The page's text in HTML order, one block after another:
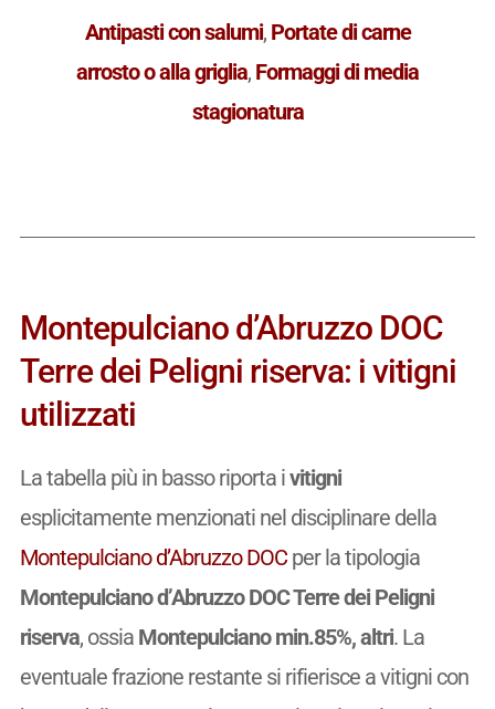
Antipasti con salumi, Portate di carne
arrosto o alla griglia, Formaggi di media
stagionatura
Montepulciano d’Abruzzo DOC
Terre dei Peligni riserva: i vitigni
utilizzati
La tabella più in basso riporta ivitigni
esplicitamente menzionati nel disciplinare della
Montepulciano d’Abruzzo DOCper la tipologia
Montepulciano d’Abruzzo DOC Terre dei Peligni
riserva, ossia Montepulciano min.85%, altri. La
eventuale frazione restante si rifierisce a vitigni con